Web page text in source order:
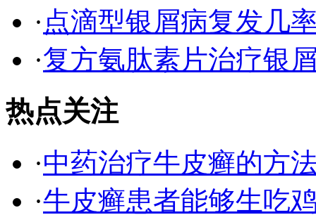
· 点滴型银屑病复发几
·复方氨肽素片治疗银
热点关注
·中药治疗牛皮癣的方
·牛皮癣患者能够生吃